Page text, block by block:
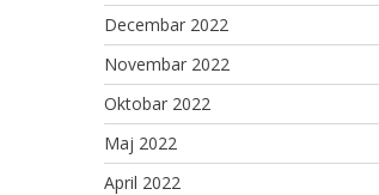
Decembar 2022
Novembar 2022
Oktobar 2022
Maj 2022
April 2022